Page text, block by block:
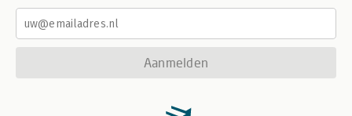
Aanmelden